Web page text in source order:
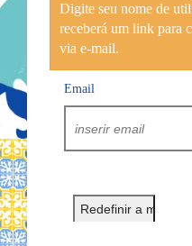
Digite seu nome de
receberá um link para
via e-mail.
Email